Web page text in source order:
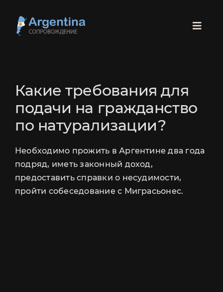
content
ПАРАГВАЙ
БРАЗИЛИЯ
РОДЫ
ЛЕГАЛИЗАЦИЯ
Какие требования для
подачи на гражданство
по натурализации?
Необходимо прожить в Аргентине два года
подряд, иметь законный доход,
предоставить справки о несудимости,
пройти собеседование с Миграсьонес.
СКИДКА 100 USD
НА СОПРОВОЖДЕНИЕ РАНТЬЕ
СОПРОВОЖДЕНИЕ